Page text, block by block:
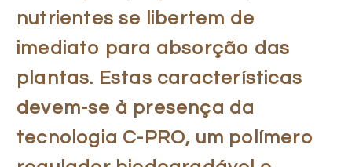
nutrientes se libertem de
imediato para absorção das
plantas. Estas características
devem-se à presença da
tecnologia C-PRO, um polímero